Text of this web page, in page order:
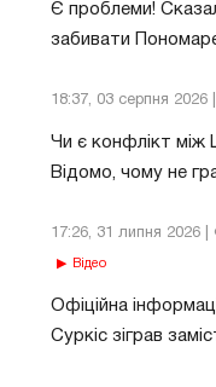
Є проблеми!
забивати
18:37, 03 серпня
Чи є конфлікт
Відомо, чому не
17:26, 31 липня 2026
Відео
Офіційна
Суркіс зіграв